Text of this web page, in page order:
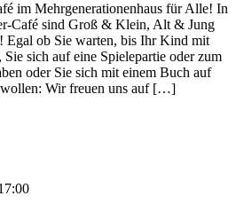
im Mehrgenerationenhaus für Alle! In
Café sind Groß & Klein, Alt & Jung
Egal ob Sie warten, bis Ihr Kind mit
sich auf eine Spielepartie oder zum
oder Sie sich mit einem Buch auf
wollen: Wir freuen uns auf […]